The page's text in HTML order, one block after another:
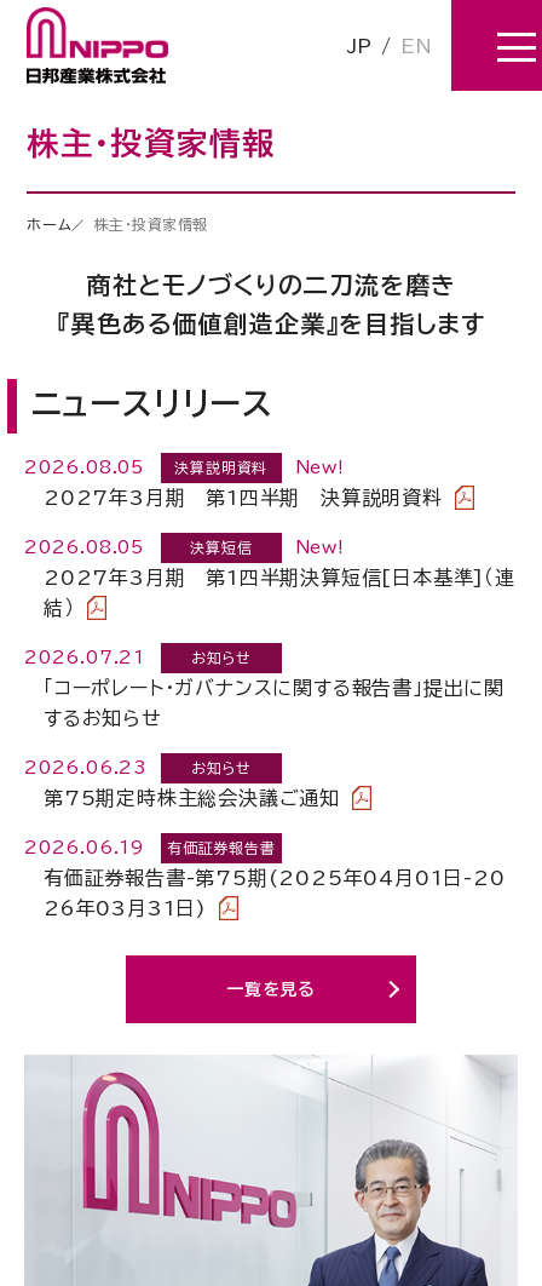
JP / EN
株主・投資家情報
ホーム 株主・投資家情報
商社とモノづくりの二刀流を磨き
『異色ある価値創造企業』を目指します
ニュースリリース
2026.08.05 決算説明資料 New!
2027年3月期 第1四半期 決算説明資料
2026.08.05 決算短信 New!
2027年3月期 第1四半期決算短信[日本基準]（連
結）
2026.07.21 お知らせ
「コーポレート・ガバナンスに関する報告書」提出に関
するお知らせ
2026.06.23 お知らせ
第75期定時株主総会決議ご通知
2026.06.19 有価証券報告書
有価証券報告書-第75期(2025年04月01日-20
26年03月31日)
一覧を見る